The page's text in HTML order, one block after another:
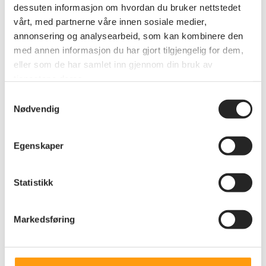
dessuten informasjon om hvordan du bruker nettstedet
vårt, med partnerne våre innen sosiale medier,
annonsering og analysearbeid, som kan kombinere den
med annen informasjon du har gjort tilgjengelig for dem,
eller som de har samlet inn gjennom din bruk av
Nødvendig
Egenskaper
Statistikk
Markedsføring
Annet
INFOBREV 01-2026 INNHALD: Innkalling til